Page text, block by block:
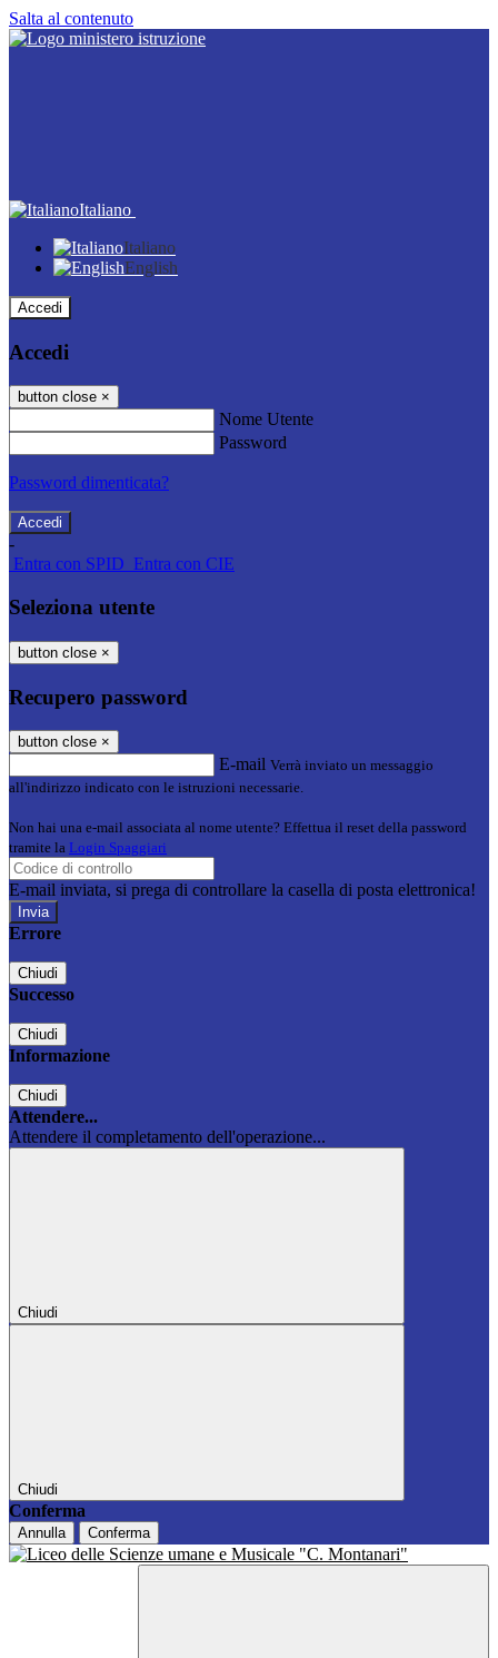
Salta al contenuto
Italiano
Italiano
English
Accedi
Accedi
button close ×
Nome Utente
Password
Password dimenticata?
-
Entra con SPID Entra con CIE
Seleziona utente
button close ×
Recupero password
button close ×
E-mail Verrà inviato un messaggio
all'indirizzo indicato con le istruzioni necessarie.
Non hai una e-mail associata al nome utente? Effettua il reset della password
tramite la Login Spaggiari
E-mail inviata, si prega di controllare la casella di posta elettronica!
Errore
Chiudi
Successo
Chiudi
Informazione
Chiudi
Attendere...
Attendere il completamento dell'operazione...
Chiudi
Chiudi
Conferma
Annulla Conferma